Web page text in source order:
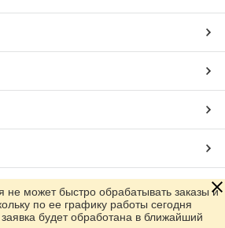
Prom.ua
не может быстро обрабатывать заказы и
по ее графику работы сегодня
будет обработана в ближайший